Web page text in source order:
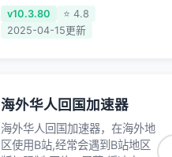
iOS Windows Mac TV VIP 支
持多种加速场景 了解更多 看视
v10.3.80
⭐ 4.8
2025-04-15更新
海外华人回国加速器
海外华人回国加速器，在海外地
区使用B站,经常会遇到B站地区